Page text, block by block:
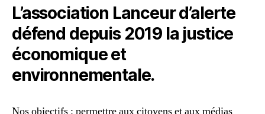
500
000
personnes
racistes »
L’association Lanceur d’alerte
défend depuis 2019 la justice
économique et
environnementale.
Nos objectifs : permettre aux citoyens et aux médias